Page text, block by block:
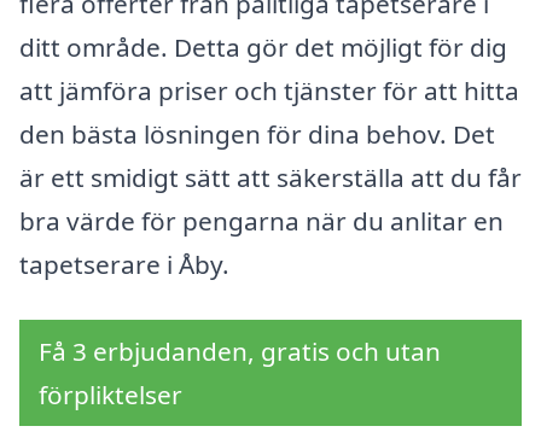
ditt område. Detta gör det möjligt för dig
att jämföra priser och tjänster för att hitta
den bästa lösningen för dina behov. Det
är ett smidigt sätt att säkerställa att du får
bra värde för pengarna när du anlitar en
tapetserare i Åby.
Få 3 erbjudanden, gratis och utan
förpliktelser